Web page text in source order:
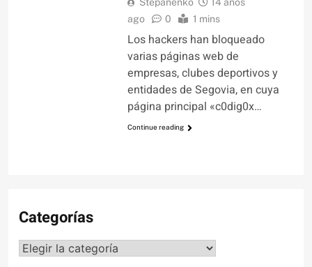
Stepanenko
14 años
ago
0 1 mins
Los hackers han bloqueado
varias páginas web de
empresas, clubes deportivos y
entidades de Segovia, en cuya
página principal «c0dig0x…
Continue reading
Categorías
Categorías